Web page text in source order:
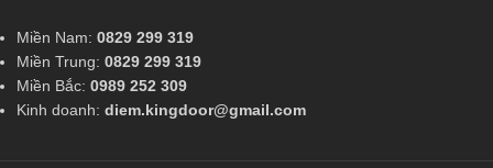
Miền Nam: 0829 299 319
Miền Trung: 0829 299 319
Miền Bắc: 0989 252 309
Kinh doanh: diem.kingdoor@gmail.com